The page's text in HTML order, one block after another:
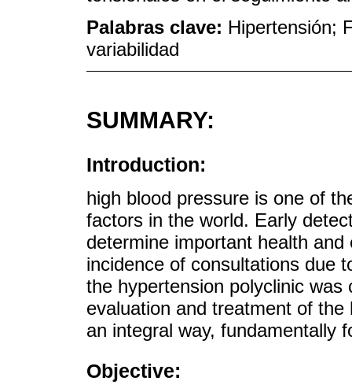
Palabras clave: Hipertensión;
variabilidad
SUMMARY:
Introduction:
high blood pressure is one of
factors in the world. Early
determine important health
incidence of consultations due
the hypertension polyclinic
evaluation and treatment of
an integral way, fundamentally
Objective: